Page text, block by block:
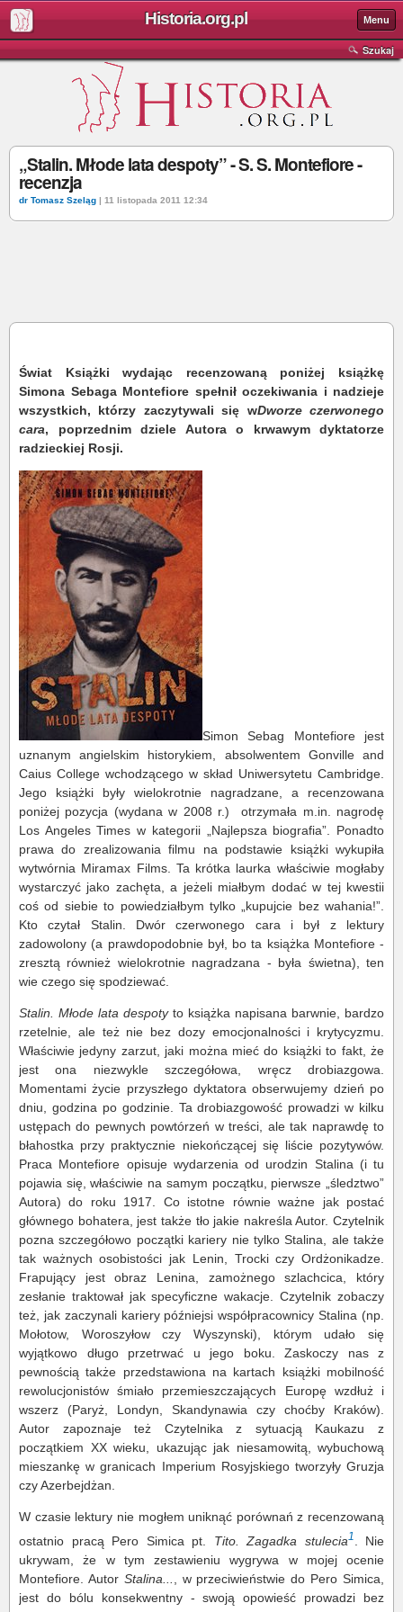
Historia.org.pl Menu
Szukaj
„Stalin. Młode lata despoty” - S. S. Montefiore -
recenzja
dr Tomasz Szeląg | 11 listopada 2011 12:34
Świat Książki wydając recenzowaną poniżej książkę
Simona Sebaga Montefiore spełnił oczekiwania i nadzieje
wszystkich, którzy zaczytywali się wDworze czerwonego
cara, poprzednim dziele Autora o krwawym dyktatorze
radzieckiej Rosji.
Simon Sebag Montefiore jest
uznanym angielskim historykiem, absolwentem Gonville and
Caius College wchodzącego w skład Uniwersytetu Cambridge.
Jego książki były wielokrotnie nagradzane, a recenzowana
poniżej pozycja (wydana w 2008 r.) otrzymała m.in. nagrodę
Los Angeles Times w kategorii „Najlepsza biografia”. Ponadto
prawa do zrealizowania filmu na podstawie książki wykupiła
wytwórnia Miramax Films. Ta krótka laurka właściwie mogłaby
wystarczyć jako zachęta, a jeżeli miałbym dodać w tej kwestii
coś od siebie to powiedziałbym tylko „kupujcie bez wahania!”.
Kto czytał Stalin. Dwór czerwonego cara i był z lektury
zadowolony (a prawdopodobnie był, bo ta książka Montefiore -
zresztą również wielokrotnie nagradzana - była świetna), ten
wie czego się spodziewać.
Stalin. Młode lata despotyto książka napisana barwnie, bardzo
rzetelnie, ale też nie bez dozy emocjonalności i krytycyzmu.
Właściwie jedyny zarzut, jaki można mieć do książki to fakt, że
jest ona niezwykle szczegółowa, wręcz drobiazgowa.
Momentami życie przyszłego dyktatora obserwujemy dzień po
dniu, godzina po godzinie. Ta drobiazgowość prowadzi w kilku
ustępach do pewnych powtórzeń w treści, ale tak naprawdę to
błahostka przy praktycznie niekończącej się liście pozytywów.
Praca Montefiore opisuje wydarzenia od urodzin Stalina (i tu
pojawia się, właściwie na samym początku, pierwsze „śledztwo”
Autora) do roku 1917. Co istotne równie ważne jak postać
głównego bohatera, jest także tło jakie nakreśla Autor. Czytelnik
pozna szczegółowo początki kariery nie tylko Stalina, ale także
tak ważnych osobistości jak Lenin, Trocki czy Ordżonikadze.
Frapujący jest obraz Lenina, zamożnego szlachcica, który
zesłanie traktował jak specyficzne wakacje. Czytelnik zobaczy
też, jak zaczynali kariery późniejsi współpracownicy Stalina (np.
Mołotow, Woroszyłow czy Wyszynski), którym udało się
wyjątkowo długo przetrwać u jego boku. Zaskoczy nas z
pewnością także przedstawiona na kartach książki mobilność
rewolucjonistów śmiało przemieszczających Europę wzdłuż i
wszerz (Paryż, Londyn, Skandynawia czy choćby Kraków).
Autor zapoznaje też Czytelnika z sytuacją Kaukazu z
początkiem XX wieku, ukazując jak niesamowitą, wybuchową
mieszankę w granicach Imperium Rosyjskiego tworzyły Gruzja
czy Azerbejdżan.
W czasie lektury nie mogłem uniknąć porównań z recenzowaną
ostatnio pracą Pero Simica pt. Tito. Zagadka stulecia1
. Nie
ukrywam, że w tym zestawieniu wygrywa w mojej ocenie
Montefiore. Autor Stalina...
, w przeciwieństwie do Pero Simica,
jest do bólu konsekwentny - swoją opowieść prowadzi bez